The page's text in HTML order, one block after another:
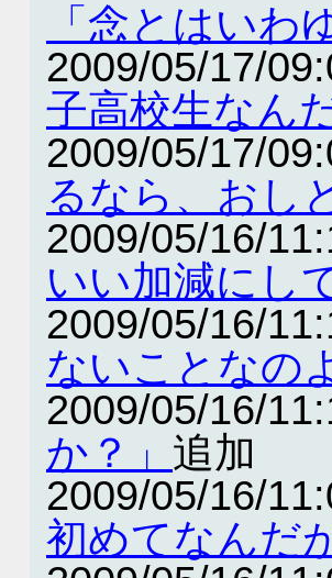
「念とはいわ
2009/05/17/
子高校生なん
2009/05/17/
るなら、おし
2009/05/16/
いい加減にし
2009/05/16/
ないことな
2009/05/16/
か？」 追加
2009/05/16/
初めてなんだ